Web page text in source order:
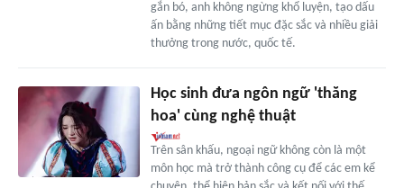
gắn bó, anh không ngừng khổ luyện, tạo dấu
ấn bằng những tiết mục đặc sắc và nhiều giải
thưởng trong nước, quốc tế.
Học sinh đưa ngôn ngữ 'thăng
hoa' cùng nghệ thuật
Trên sân khấu, ngoại ngữ không còn là một
môn học mà trở thành công cụ để các em kể